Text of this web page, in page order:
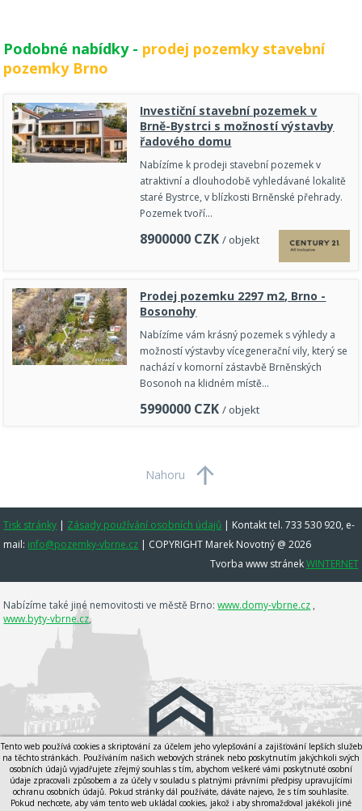
Podobné nabídky - prodej pozemky stavební
pozemky Brno
Investiční stavební pozemek v
Brně-Bystrci s možností výstavby
řadového domu
Nabízíme k prodeji stavební pozemek v
atraktivní a dlouhodobě vyhledávané lokalitě
staré Bystrce, v blízkosti Brněnské přehrady.
Pozemek tvoří…
8900000 CZK / objekt
Prodej pozemku 2297 m2, Brno -
Bosonohy
Nabízíme vám krásný pozemek s výhledy a
možností výstavby vícegenerační vily, který se
nachází v komorní zástavbě Brněnských
Bosonoh na klidném místě…
5990000 CZK / objekt
Nahoru
Tisk stránky | Zásady používání osobních údajů | Kontakt tel. 733 530 920, e-
mail: info@pozemky-vbrne.cz | COPYRIGHT Marek Novotný @ 2026
Tvorba www stránekWINTERNET
Nabízíme také jiné nemovitosti ve městě Brno:www.domy-vbrne.cz ,
www.byty-vbrne.cz,
Tento web používá cookies a skriptování za účelem jeho vylepšování a zajišťování lepších služeb
na těchto stránkách. Používáním našich webových stránek nebo poskytnutím jakýchkoli svých
osobních údajů vyjadřujete zřejmý souhlas s tím, abychom veškeré vámi poskytnuté osobní
údaje zpracovali způsobem a za účely v souladu s platnými právními předpisy upravujícími
ochranu osobních údajů. Pokud stránky dál používáte, dáváte najevo, že s tím souhlasíte.
Pokud nechcete, aby vám tento web ukládal cookies, jakož i aby shromažďoval jakékoli jiné